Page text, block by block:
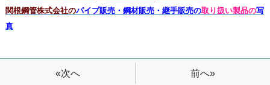
関根鋼管株式会社のパイプ販売・鋼材販売・継手販売の取り扱い製品の写
真
«次へ 前へ»